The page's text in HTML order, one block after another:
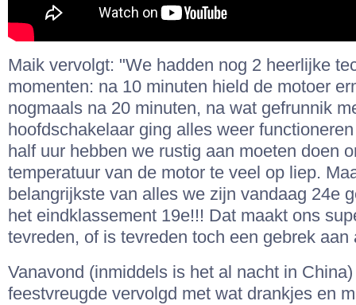
Maik vervolgt: "We hadden nog 2 heerlijke
momenten: na 10 minuten hield de motoer
nogmaals na 20 minuten, na wat gefrunnik
hoofdschakelaar ging alles weer
half uur hebben we rustig aan moeten doen
temperatuur van de motor te veel op liep.
belangrijkste van alles we zijn vandaag 24e
het eindklassement 19e!!! Dat maakt ons
tevreden, of is tevreden toch een gebrek aan
Vanavond (inmiddels is het al nacht in
feestvreugde vervolgd met wat drankjes en